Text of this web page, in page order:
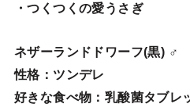
・つくつくの愛うさぎ
ネザーランドドワーフ(黒) ♂
性格：ツンデレ
好きな食べ物：乳酸菌タブレ